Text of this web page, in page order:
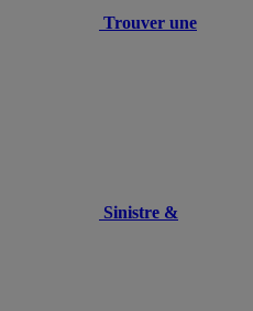
Trouver une
Sinistre &